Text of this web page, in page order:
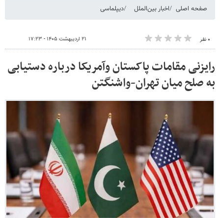
صفحه اصلی اخبار بین‌الملل دیپلماسی
۰ نفر ۲۱ اردیبهشت ۱۴۰۵ - ۱۷:۲۳
رایزنی مقامات پاکستان وآمریکا درباره دستیابی
به صلح میان تهران-واشنگتن